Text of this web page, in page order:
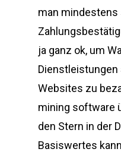
man mindestens
ja ganz ok, um
Websites zu
mining software
den Stern in der
Basiswertes